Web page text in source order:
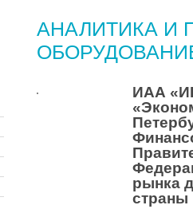
АНАЛИТИКА И
ИАА
рынка
страны